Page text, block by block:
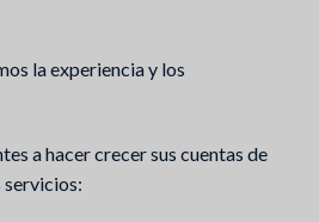
la experiencia y los
a hacer crecer sus cuentas de
servicios: